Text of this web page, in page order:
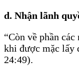
d. Nhận lãnh
“Còn về phần
khi được mặc lấy
24:49).